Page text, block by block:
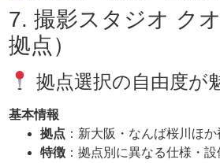
7. 撮影スタジオ ク
拠点）
拠点選択の自由度が
基本情報
拠点 ：新大阪・なんば桜川ほ
特徴 ：拠点別に異なる仕様・設